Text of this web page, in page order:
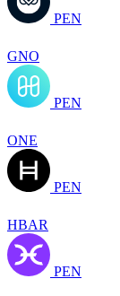
PEN
GNO
PEN
ONE
PEN
HBAR
PEN